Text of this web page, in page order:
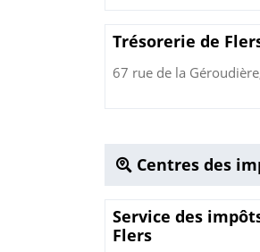
Trésorerie de
67 rue de la
Centres des
Service des
Flers